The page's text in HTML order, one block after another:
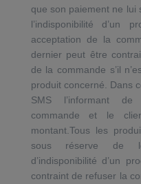
que son paiement ne lui
l’indisponibilité d’un
acceptation de la
dernier peut être
de la commande s’il
produit concerné. Dans
SMS l’informant de
commande et le
montant.Tous les
sous réserve de
d’indisponibilité d’un
contraint de refuser la